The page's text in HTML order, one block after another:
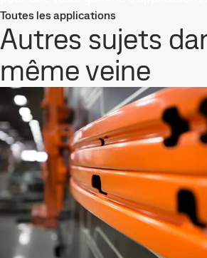
Toutes les applications
Autres sujets
même veine